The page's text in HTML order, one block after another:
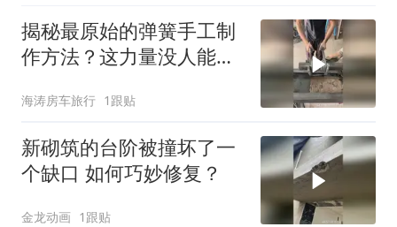
揭秘最原始的弹簧手工制
作方法？这力量没人能做
海涛房车旅行 1跟贴
新砌筑的台阶被撞坏了一
个缺口 如何巧妙修复？
金龙动画 1跟贴